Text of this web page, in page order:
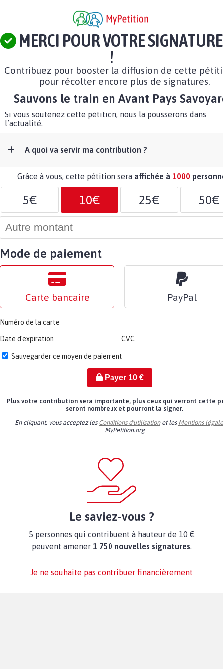
MERCI POUR VOTRE SIGNATURE
!
Contribuez pour booster la diffusion de cette
pour récolter encore plus de signatures.
Sauvons le train en Avant Pays
Si vous soutenez cette pétition, nous la pousserons dans
l’actualité.
A quoi va servir ma contribution ?
Grâce à vous, cette pétition sera affichée à 1000
5€ 10€ 25€ 50€
Mode de paiement
Carte bancaire PayPal
Numéro de la carte
Date d'expiration CVC
Sauvegarder ce moyen de paiement
Payer 10€
Plus votre contribution sera importante, plus ceux qui verront cette
seront nombreux et pourront la signer.
En cliquant, vous acceptez les Conditions d'utilisationet les Mentions
MyPetition.org
Le saviez-vous ?
5 personnes qui contribuent à hauteur de 10 €
peuvent amener 1 750 nouvelles signatures.
Je ne souhaite pas contribuer financièrement